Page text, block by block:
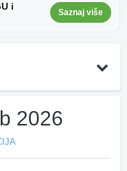
i
Saznaj više
2026